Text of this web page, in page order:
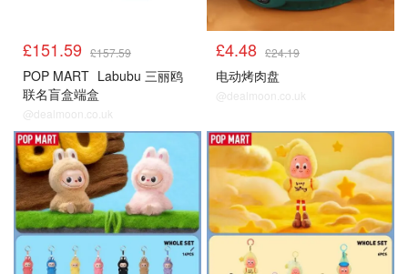
£151.59 £157.59
POP MART Labubu 三丽鸥
联名盲盒端盒
@dealmoon.co.uk
£4.48 £24.19
电动烤肉盘
@dealmoon.co.uk